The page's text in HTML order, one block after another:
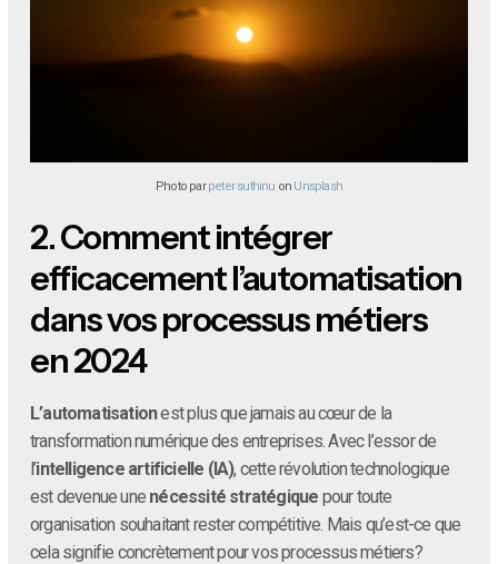
Photo parpeter suthinu on Unsplash
2.Comment intégrer
efficacement l’automatisation
dans vos processus métiers
en 2024
L’automatisationest plus que jamais au cœur de la
transformation numérique des entreprises. Avec l’essor de
l’intelligence artificielle (IA), cette révolution technologique
est devenue une nécessité stratégique pour toute
organisation souhaitant rester compétitive. Mais qu’est-ce que
cela signifie concrètement pour vos processus métiers?